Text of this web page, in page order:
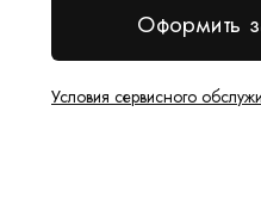
Оформить
Условия сервисного